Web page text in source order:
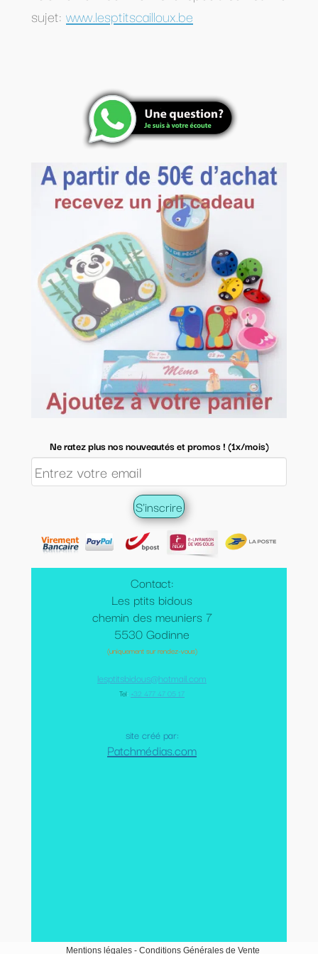
Contact:
Les ptits bidous
chemin des meuniers 7
5530 Godinne
(uniquement sur rendez-vous)
lesptitsbidous@hotmail.com
Tel: +32 477 47 05 17
site créé par:
Patchmédias.com
Ne ratez plus nos nouveautés et promos ! (1x/mois)
sujet: www.lesptitscailloux.be
Mentions légales- Conditions Générales de Vente